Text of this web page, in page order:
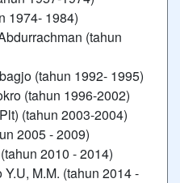
1974- 1984)
(tahun
(tahun 1992- 1995)
(tahun 1996-2002)
(tahun 2003-2004)
2005 - 2009)
2010 - 2014)
M.M. (tahun 2014 -